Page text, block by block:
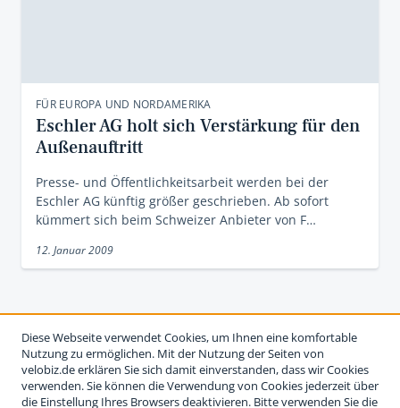
FÜR EUROPA UND NORDAMERIKA
Eschler AG holt sich Verstärkung für den
Außenauftritt
Presse- und Öffentlichkeitsarbeit werden bei der
Eschler AG künftig größer geschrieben. Ab sofort
kümmert sich beim Schweizer Anbieter von F…
12. Januar 2009
Diese Webseite verwendet Cookies, um Ihnen eine komfortable
Nutzung zu ermöglichen. Mit der Nutzung der Seiten von
velobiz.de erklären Sie sich damit einverstanden, dass wir Cookies
verwenden. Sie können die Verwendung von Cookies jederzeit über
die Einstellung Ihres Browsers deaktivieren. Bitte verwenden Sie die